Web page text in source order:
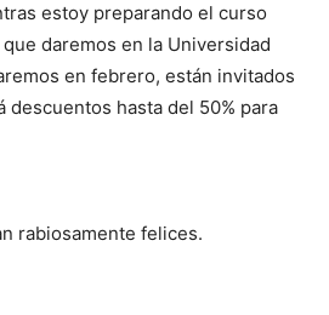
estoy preparando el curso
daremos en la Universidad
en febrero, están invitados
descuentos hasta del 50% para
rabiosamente felices.